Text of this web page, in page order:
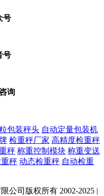
号
号
询
包装秤头 自动定量包装机
检重秤厂家 高精度检重秤
秤 称重控制模块 称重变送
秤 动态检重秤 自动检重
公司版权所有 2002-2025 |